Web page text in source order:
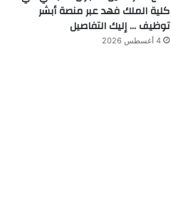
كلية الملك فهد عبر منصة أبشر
توظيف … إليك التفاصيل
4 أغسطس 2026